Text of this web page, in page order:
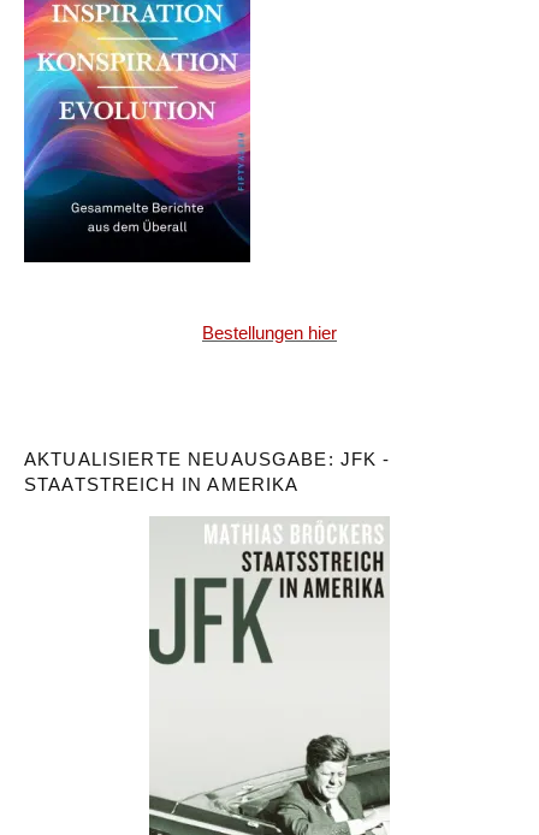
Bestellungen hier
AKTUALISIERTE NEUAUSGABE: JFK -
STAATSTREICH IN AMERIKA